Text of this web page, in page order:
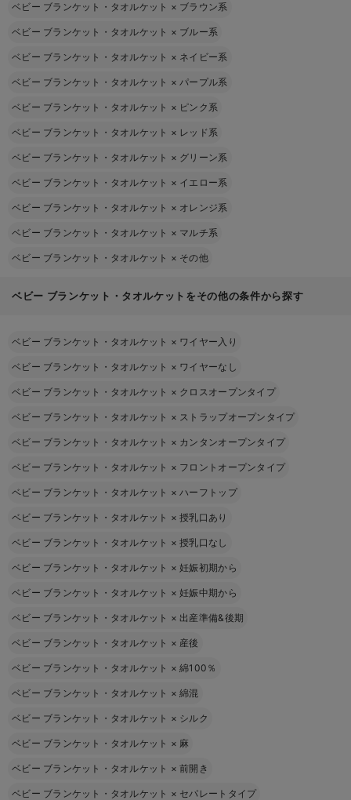
ベビー ブランケット・タオルケット × ブラウン系
ベビー ブランケット・タオルケット × ブルー系
ベビー ブランケット・タオルケット × ネイビー系
ベビー ブランケット・タオルケット ×パープル系
ベビー ブランケット・タオルケット × ピンク系
ベビー ブランケット・タオルケット × レッド系
ベビー ブランケット・タオルケット × グリーン系
ベビー ブランケット・タオルケット × イエロー系
ベビー ブランケット・タオルケット × オレンジ系
ベビー ブランケット・タオルケット × マルチ系
ベビー ブランケット・タオルケット × その他
ベビー ブランケット・タオルケットをその他の条件から探す
ベビー ブランケット・タオルケット × ワイヤー入り
ベビー ブランケット・タオルケット × ワイヤーなし
ベビー ブランケット・タオルケット × クロスオープンタイプ
ベビー ブランケット・タオルケット × ストラップオープンタイプ
ベビー ブランケット・タオルケット × カンタンオープンタイプ
ベビー ブランケット・タオルケット × フロントオープンタイプ
ベビー ブランケット・タオルケット ×ハーフトップ
ベビー ブランケット・タオルケット ×授乳口あり
ベビー ブランケット・タオルケット ×授乳口なし
ベビー ブランケット・タオルケット ×妊娠初期から
ベビー ブランケット・タオルケット ×妊娠中期から
ベビー ブランケット・タオルケット × 出産準備&後期
ベビー ブランケット・タオルケット × 産後
ベビー ブランケット・タオルケット ×綿100％
ベビー ブランケット・タオルケット ×綿混
ベビー ブランケット・タオルケット × シルク
ベビー ブランケット・タオルケット × 麻
ベビー ブランケット・タオルケット ×前開き
ベビー ブランケット・タオルケット × セパレートタイプ